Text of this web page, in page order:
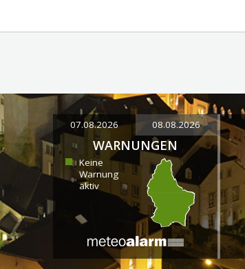
07.08.2026 08.08.2026
WARNUNGEN
Keine
Warnung
aktiv